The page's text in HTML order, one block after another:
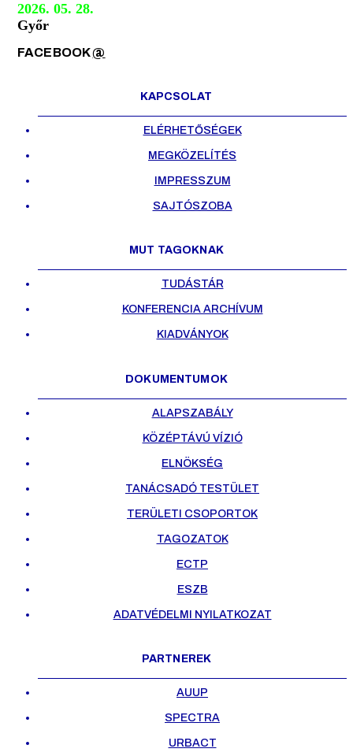
2026. 05. 28.
Győr
FACEBOOK@
KAPCSOLAT
ELÉRHETŐSÉGEK
MEGKÖZELÍTÉS
IMPRESSZUM
SAJTÓSZOBA
MUT TAGOKNAK
TUDÁSTÁR
KONFERENCIA ARCHÍVUM
KIADVÁNYOK
DOKUMENTUMOK
ALAPSZABÁLY
KÖZÉPTÁVÚ VÍZIÓ
ELNÖKSÉG
TANÁCSADÓ TESTÜLET
TERÜLETI CSOPORTOK
TAGOZATOK
ECTP
ESZB
ADATVÉDELMI NYILATKOZAT
PARTNEREK
AUUP
SPECTRA
URBACT